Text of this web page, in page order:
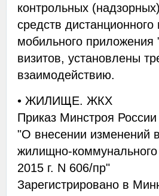
контрольных
средств
мобильного приложения
визитов, установлены
взаимодействию.
• ЖИЛИЩЕ. ЖКХ
Приказ Минстроя
"О внесении изменений
жилищно-коммунального
2015 г. N 606/пр"
Зарегистрировано в